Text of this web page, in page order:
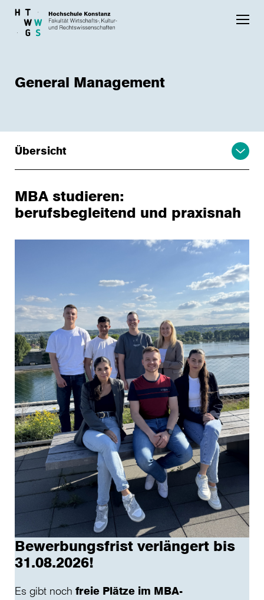
Skip to main content
General Management
Übersicht
MBA studieren:
berufsbegleitend und praxisnah
Bewerbungsfrist verlängert bis
31.08.2026!
Es gibt noch freie Plätze im MBA-